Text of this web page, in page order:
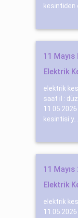
kesintiden
11
Elektrik
elektrik
saat il :
kesintisi y...
11
Elektrik
elektrik